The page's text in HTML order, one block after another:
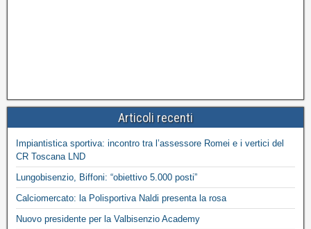
Articoli recenti
Impiantistica sportiva: incontro tra l’assessore Romei e i vertici del
CR Toscana LND
Lungobisenzio, Biffoni: “obiettivo 5.000 posti”
Calciomercato: la Polisportiva Naldi presenta la rosa
Nuovo presidente per la Valbisenzio Academy